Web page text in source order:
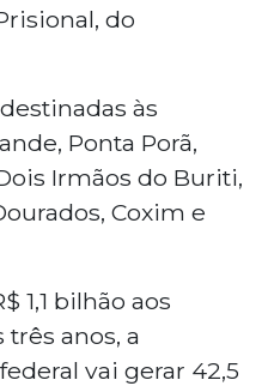
do
às
Ponta Porã,
Irmãos do Buriti,
Coxim e
1,1 bilhão aos
anos, a
vai gerar 42,5